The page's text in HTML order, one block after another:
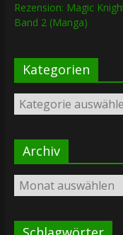
Rezension: Magic
Band 2 (Manga)
Kategorien
Kategorien
Archiv
Archiv